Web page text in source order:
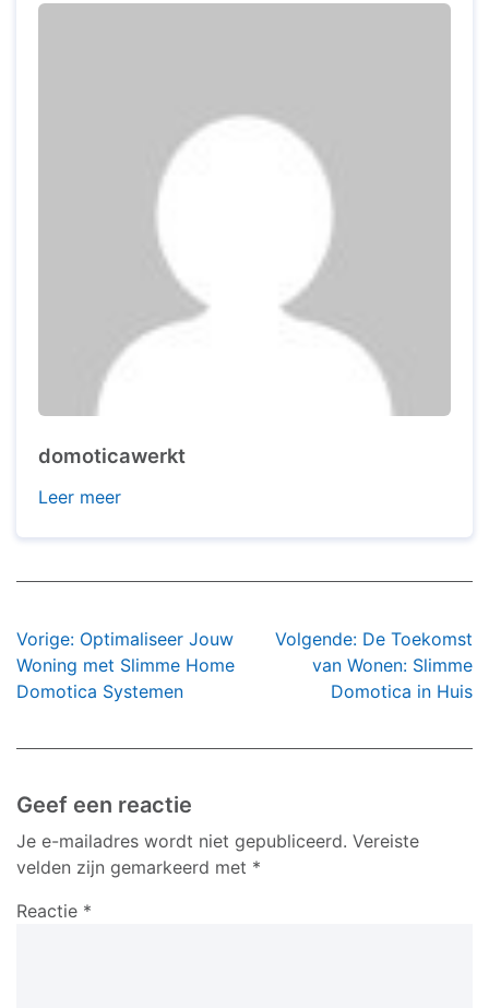
domoticawerkt
Leer meer
Bericht
navigatie
Vorige: Optimaliseer Jouw
Woning met Slimme Home
Domotica Systemen
Volgende: De Toekomst
van Wonen: Slimme
Domotica in Huis
Geef een reactie
Je e-mailadres wordt niet gepubliceerd. Vereiste
velden zijn gemarkeerd met *
Reactie *